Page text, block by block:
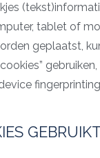
tablet of
geplaatst,